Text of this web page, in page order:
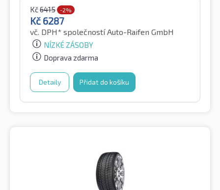
Kč6415 -2%
Kč 6287
vč. DPH* společností Auto-Raifen GmbH
NÍZKÉ ZÁSOBY
Doprava zdarma
Detaily Přidat do košíku